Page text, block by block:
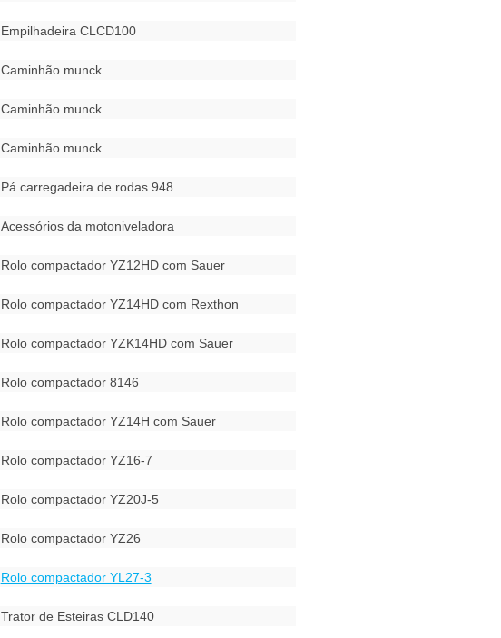
Empilhadeira CLCD100
Caminhão munck
Caminhão munck
Caminhão munck
Pá carregadeira de rodas 948
Acessórios da motoniveladora
Rolo compactador YZ12HD com Sauer
Rolo compactador YZ14HD com Rexthon
Rolo compactador YZK14HD com Sauer
Rolo compactador 8146
Rolo compactador YZ14H com Sauer
Rolo compactador YZ16-7
Rolo compactador YZ20J-5
Rolo compactador YZ26
Rolo compactador YL27-3
Trator de Esteiras CLD140